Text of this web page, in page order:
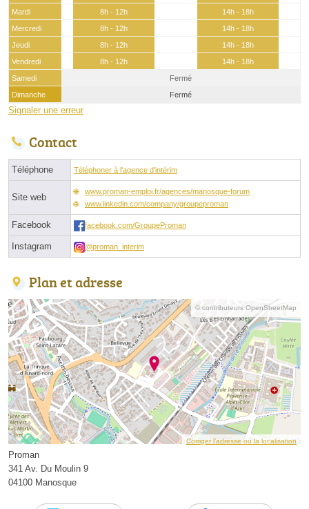
Mardi
8h - 12h
14h - 18h
Mercredi
8h - 12h
14h - 18h
Jeudi
8h - 12h
14h - 18h
Vendredi
8h - 12h
14h - 18h
Samedi
Fermé
Dimanche
Fermé
Signaler une erreur
Contact
Téléphone Téléphoner à l'agence d'intérim
Site web
www.proman-emploi.fr/agences/manosque-forum
www.linkedin.com/company/groupeproman
Facebook facebook.com/GroupeProman
Instagram @proman_interim
Plan et adresse
© contributeurs OpenStreetMap
Corriger l’adresse ou la localisation
Proman
341 Av. Du Moulin 9
04100 Manosque